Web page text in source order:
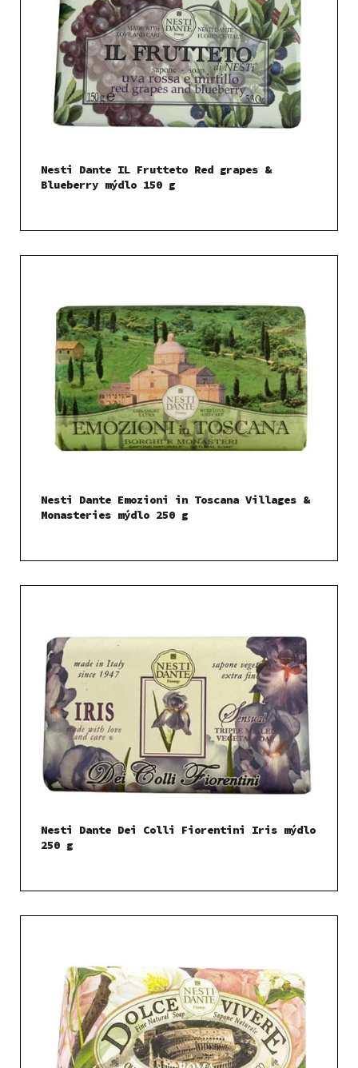
Nesti Dante IL Frutteto Red grapes &
Blueberry mýdlo 150 g
Nesti Dante Emozioni in Toscana Villages &
Monasteries mýdlo 250 g
Nesti Dante Dei Colli Fiorentini Iris mýdlo
250 g